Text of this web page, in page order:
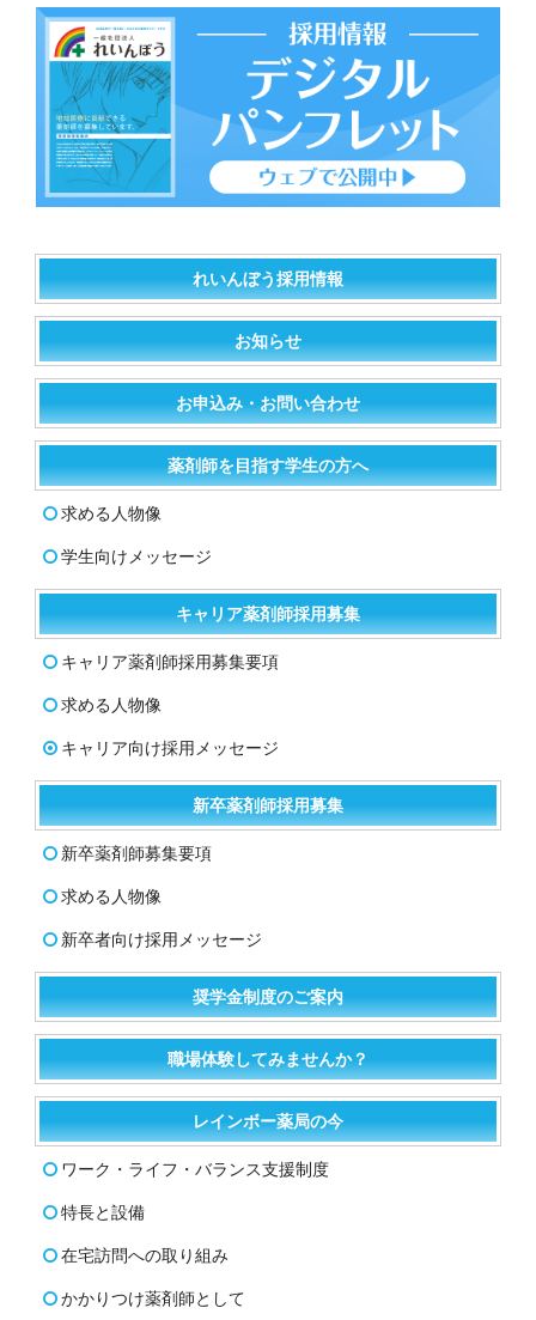
れいんぼう採用情報
お知らせ
お申込み・お問い合わせ
薬剤師を目指す学生の方へ
求める人物像
学生向けメッセージ
キャリア薬剤師採用募集
キャリア薬剤師採用募集要項
求める人物像
キャリア向け採用メッセージ
新卒薬剤師採用募集
新卒薬剤師募集要項
求める人物像
新卒者向け採用メッセージ
奨学金制度のご案内
職場体験してみませんか？
レインボー薬局の今
ワーク・ライフ・バランス支援制度
特長と設備
在宅訪問への取り組み
かかりつけ薬剤師として